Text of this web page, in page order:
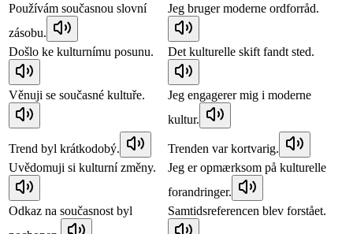
Používám současnou slovní
zásobu.
Jeg bruger moderne ordforråd.
Došlo ke kulturnímu posunu. Det kulturelle skift fandt sted.
Věnuji se současné kultuře.
Jeg engagerer mig i moderne
kultur.
Trend byl krátkodobý.
Trenden var kortvarig.
Uvědomuji si kulturní změny.
Jeg er opmærksom på kulturelle
forandringer.
Odkaz na současnost byl
Samtidsreferencen blev forstået.